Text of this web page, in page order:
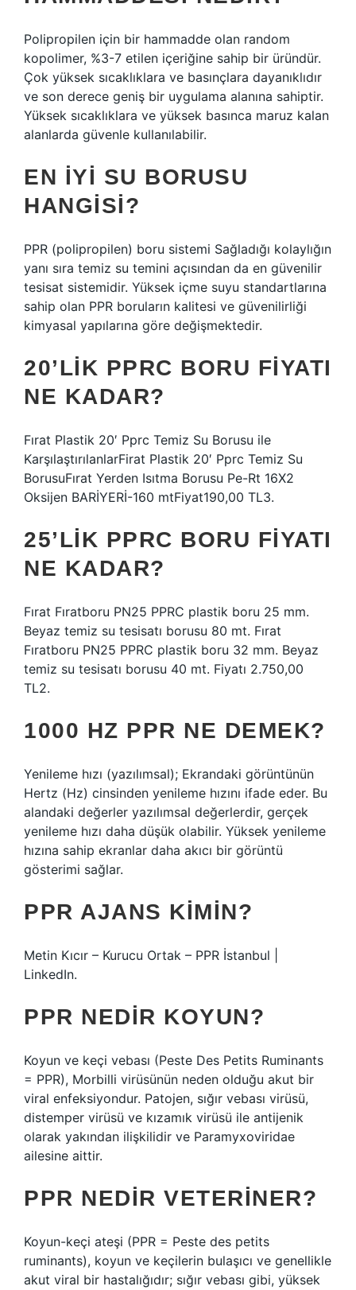
Polipropilen için bir hammadde olan random
kopolimer, %3-7 etilen içeriğine sahip bir üründür.
Çok yüksek sıcaklıklara ve basınçlara dayanıklıdır
ve son derece geniş bir uygulama alanına sahiptir.
Yüksek sıcaklıklara ve yüksek basınca maruz kalan
alanlarda güvenle kullanılabilir.
EN IYI SU BORUSU
HANGISI?
PPR (polipropilen) boru sistemi Sağladığı kolaylığın
yanı sıra temiz su temini açısından da en güvenilir
tesisat sistemidir. Yüksek içme suyu standartlarına
sahip olan PPR boruların kalitesi ve güvenilirliği
kimyasal yapılarına göre değişmektedir.
20’LIK PPRC BORU FIYATI
NE KADAR?
Fırat Plastik 20′ Pprc Temiz Su Borusu ile
KarşılaştırılanlarFirat Plastik 20′ Pprc Temiz Su
BorusuFırat Yerden Isıtma Borusu Pe-Rt 16X2
Oksijen BARİYERİ-160 mtFiyat190,00 TL3.
25’LIK PPRC BORU FIYATI
NE KADAR?
Fırat Fıratboru PN25 PPRC plastik boru 25 mm.
Beyaz temiz su tesisatı borusu 80 mt. Fırat
Fıratboru PN25 PPRC plastik boru 32 mm. Beyaz
temiz su tesisatı borusu 40 mt. Fiyatı 2.750,00
TL2.
1000 HZ PPR NE DEMEK?
Yenileme hızı (yazılımsal); Ekrandaki görüntünün
Hertz (Hz) cinsinden yenileme hızını ifade eder. Bu
alandaki değerler yazılımsal değerlerdir, gerçek
yenileme hızı daha düşük olabilir. Yüksek yenileme
hızına sahip ekranlar daha akıcı bir görüntü
gösterimi sağlar.
PPR AJANS KIMIN?
Metin Kıcır – Kurucu Ortak – PPR İstanbul |
LinkedIn.
PPR NEDIR KOYUN?
Koyun ve keçi vebası (Peste Des Petits Ruminants
= PPR), Morbilli virüsünün neden olduğu akut bir
viral enfeksiyondur. Patojen, sığır vebası virüsü,
distemper virüsü ve kızamık virüsü ile antijenik
olarak yakından ilişkilidir ve Paramyxoviridae
ailesine aittir.
PPR NEDIR VETERINER?
Koyun-keçi ateşi (PPR = Peste des petits
ruminants), koyun ve keçilerin bulaşıcı ve genellikle
akut viral bir hastalığıdır; sığır vebası gibi, yüksek